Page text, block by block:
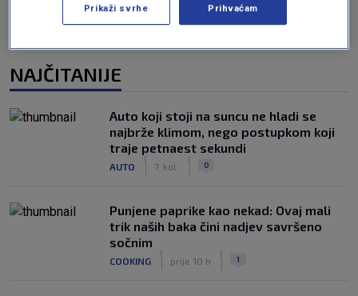
NAJČITANIJE
Auto koji stoji na suncu ne hladi se
najbrže klimom, nego postupkom koji
traje petnaest sekundi
AUTO 7. kol. 0
Punjene paprike kao nekad: Ovaj mali
trik naših baka čini nadjev savršeno
sočnim
COOKING prije 10 h 1
Prikaži svrhe Prihvaćam